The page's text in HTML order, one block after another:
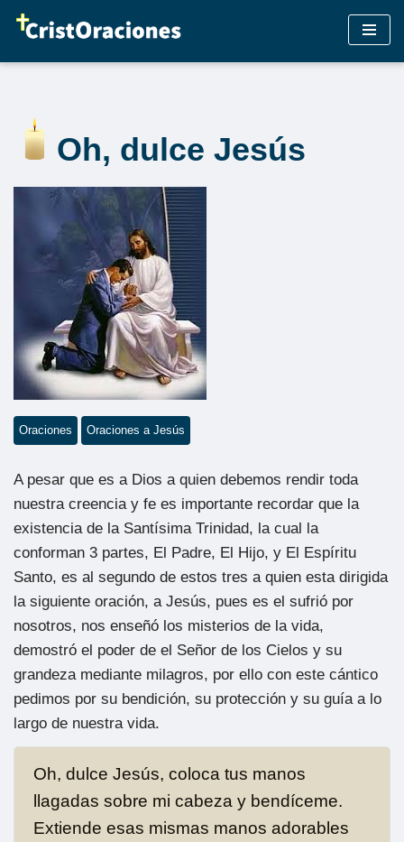
Oh, dulce Jesús
Oraciones Oraciones a Jesús
A pesar que es a Dios a quien debemos rendir toda
nuestra creencia y fe es importante recordar que la
existencia de la Santísima Trinidad, la cual la
conforman 3 partes, El Padre, El Hijo, y El Espíritu
Santo, es al segundo de estos tres a quien esta dirigida
la siguiente oración, a Jesús, pues es el sufrió por
nosotros, nos enseñó los misterios de la vida,
demostró el poder de el Señor de los Cielos y su
grandeza mediante milagros, por ello con este cántico
pedimos por su bendición, su protección y su guía a lo
largo de nuestra vida.
Oh, dulce Jesús, coloca tus manos
llagadas sobre mi cabeza y bendíceme.
Extiende esas mismas manos adorables